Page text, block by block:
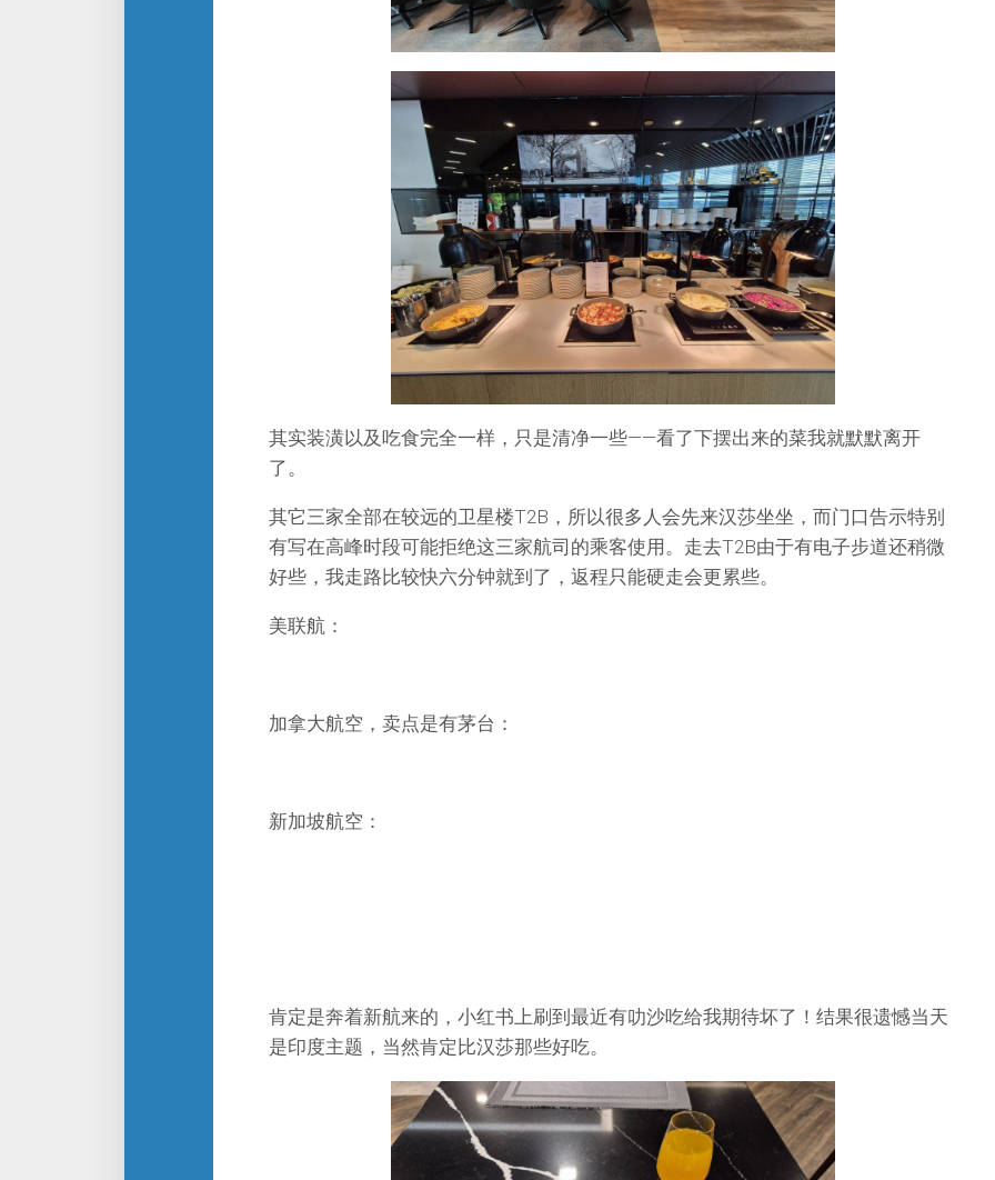
其实装潢以及吃食完全一样，只是清净一些——看了下摆出来的菜我就默默离开
了。
其它三家全部在较远的卫星楼T2B，所以很多人会先来汉莎坐坐，而门口告示特别
有写在高峰时段可能拒绝这三家航司的乘客使用。走去T2B由于有电子步道还稍微
好些，我走路比较快六分钟就到了，返程只能硬走会更累些。
美联航：
加拿大航空，卖点是有茅台：
新加坡航空：
肯定是奔着新航来的，小红书上刷到最近有叻沙吃给我期待坏了！结果很遗憾当天
是印度主题，当然肯定比汉莎那些好吃。